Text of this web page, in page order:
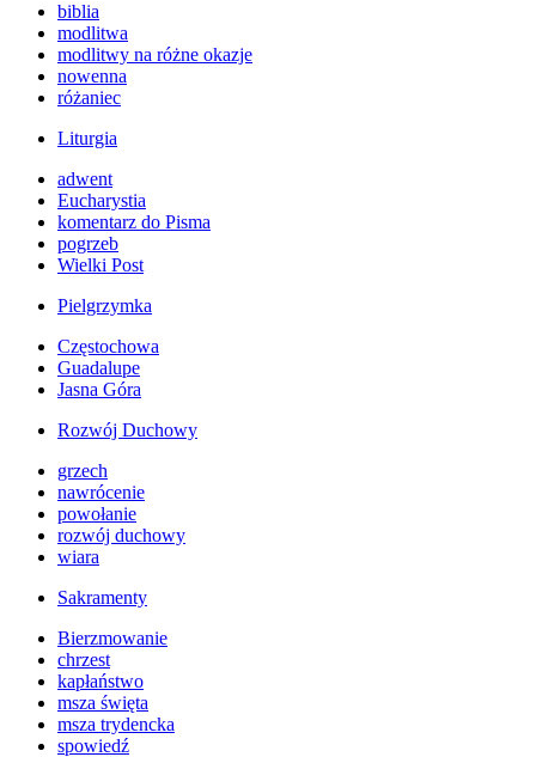
biblia
modlitwa
modlitwy na różne okazje
nowenna
różaniec
Liturgia
adwent
Eucharystia
komentarz do Pisma
pogrzeb
Wielki Post
Pielgrzymka
Częstochowa
Guadalupe
Jasna Góra
Rozwój Duchowy
grzech
nawrócenie
powołanie
rozwój duchowy
wiara
Sakramenty
Bierzmowanie
chrzest
kapłaństwo
msza święta
msza trydencka
spowiedź